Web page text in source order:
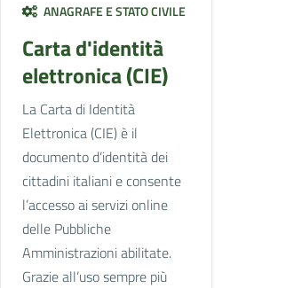
ANAGRAFE E STATO CIVILE
Carta d'identità
elettronica (CIE)
La Carta di Identità
Elettronica (CIE) è il
documento d’identità dei
cittadini italiani e consente
l’accesso ai servizi online
delle Pubbliche
Amministrazioni abilitate.
Grazie all’uso sempre più